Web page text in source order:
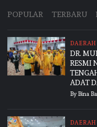
POPULAR TERBARU
DAERAH
DR.
RESMI
ADAT
By Bina
DAERAH